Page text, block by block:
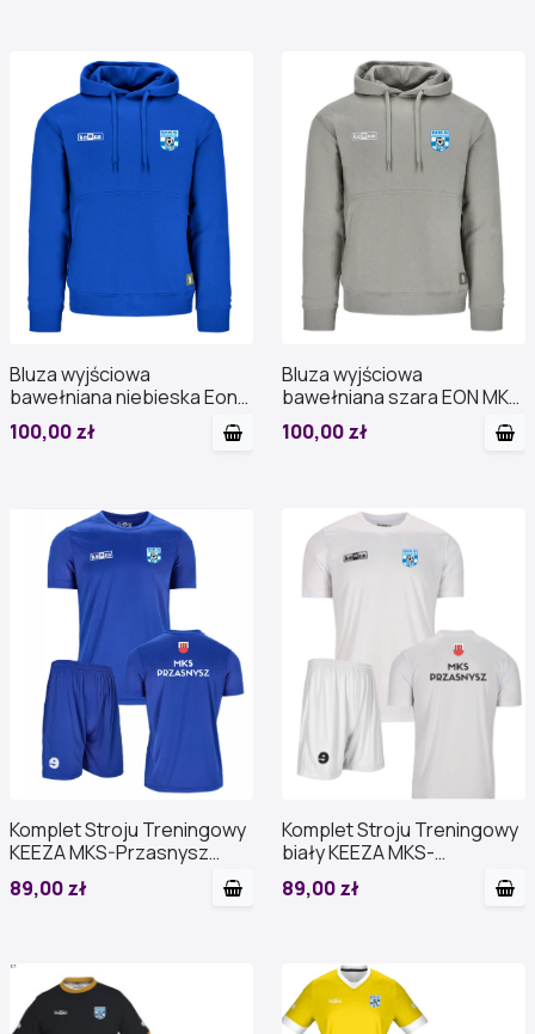
Bluza wyjściowa
bawełniana niebieska Eon
MKS Przasnysz
100,00 zł
Bluza wyjściowa
bawełniana szara EON MKS
Przasnysz
100,00 zł
Komplet Stroju Treningowy
KEEZA MKS-Przasnysz
PROMOCJA
89,00 zł
Komplet Stroju Treningowy
biały KEEZA MKS-
Przasnysz PROMOCJA
89,00 zł